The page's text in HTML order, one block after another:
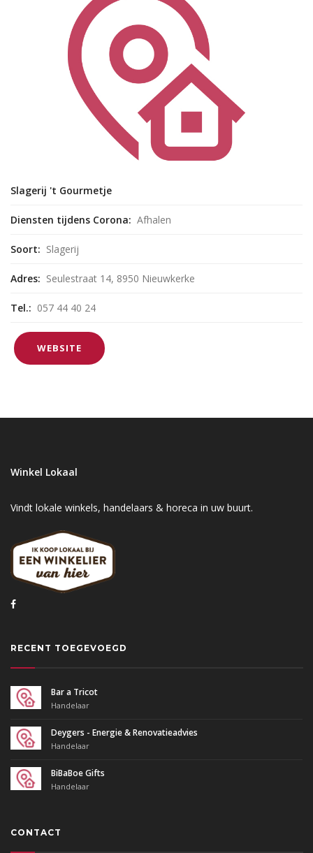
Slagerij 't Gourmetje
Diensten tijdens Corona: Afhalen
Soort: Slagerij
Adres: Seulestraat 14, 8950 Nieuwkerke
Tel.: 057 44 40 24
WEBSITE
Winkel Lokaal
Vindt lokale winkels, handelaars & horeca in uw buurt.
RECENT TOEGEVOEGD
Bar a Tricot
Handelaar
Deygers - Energie & Renovatieadvies
Handelaar
BiBaBoe Gifts
Handelaar
CONTACT